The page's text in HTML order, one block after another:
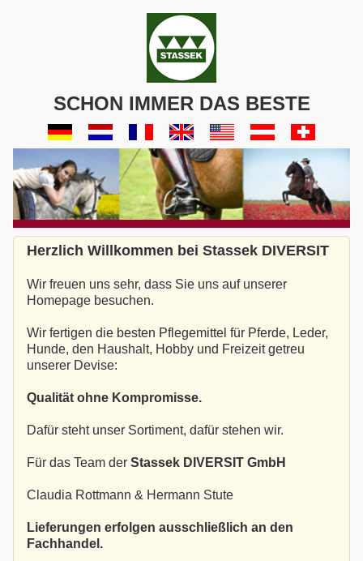
SCHON IMMER DAS BESTE
Herzlich Willkommen bei Stassek DIVERSIT
Wir freuen uns sehr, dass Sie uns auf unserer
Homepage besuchen.
Wir fertigen die besten Pflegemittel für Pferde, Leder,
Hunde, den Haushalt, Hobby und Freizeit getreu
unserer Devise:
Qualität ohne Kompromisse.
Dafür steht unser Sortiment, dafür stehen wir.
Für das Team der Stassek DIVERSIT GmbH
Claudia Rottmann & Hermann Stute
Lieferungen erfolgen ausschließlich an den
Fachhandel.